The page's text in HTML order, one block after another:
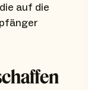
auf die